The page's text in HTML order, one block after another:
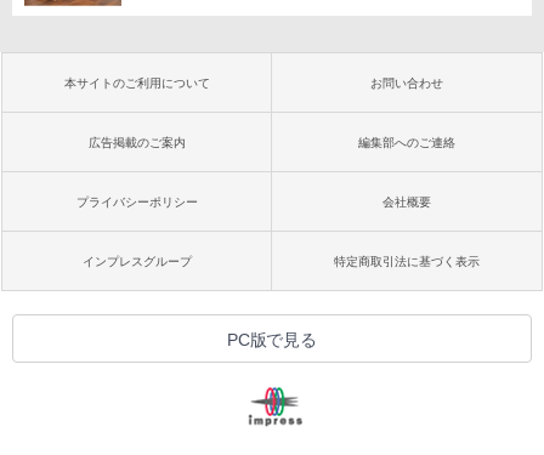
本サイトのご利用について お問い合わせ
広告掲載のご案内 編集部へのご連絡
プライバシーポリシー 会社概要
インプレスグループ 特定商取引法に基づく表示
PC版で見る